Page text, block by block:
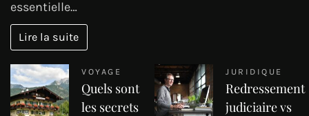
essentielle…
Lire la suite
VOYAGE
Quels sont
les secrets
JURIDIQUE
Redressement
judiciaire vs